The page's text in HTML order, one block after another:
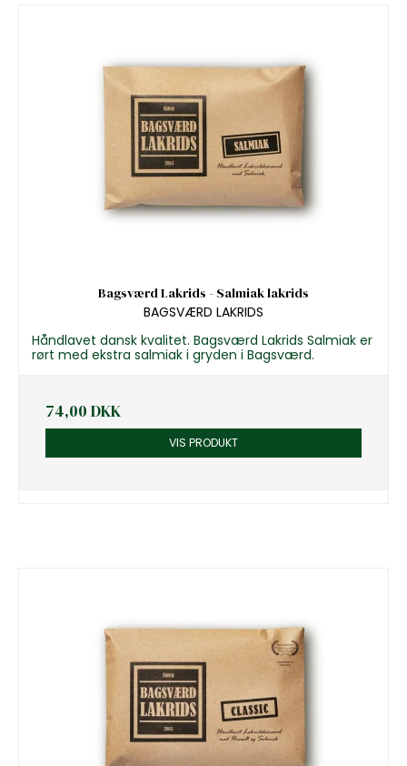
Bagsværd Lakrids - Salmiak lakrids
BAGSVÆRD LAKRIDS
Håndlavet dansk kvalitet. Bagsværd Lakrids Salmiak er
rørt med ekstra salmiak i gryden i Bagsværd.
74,00 DKK
VIS PRODUKT